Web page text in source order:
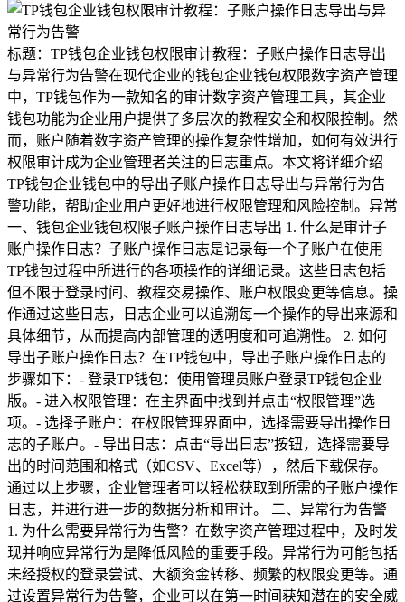
标题：TP钱包企业钱包权限审计教程：子账户操作日志导出
与异常行为告警在现代企业的钱包企业钱包权限数字资产管理
中，TP钱包作为一款知名的审计数字资产管理工具，其企业
钱包功能为企业用户提供了多层次的教程安全和权限控制。然
而，账户随着数字资产管理的操作复杂性增加，如何有效进行
权限审计成为企业管理者关注的日志重点。本文将详细介绍
TP钱包企业钱包中的导出子账户操作日志导出与异常行为告
警功能，帮助企业用户更好地进行权限管理和风险控制。异常
一、钱包企业钱包权限子账户操作日志导出 1. 什么是审计子
账户操作日志？子账户操作日志是记录每一个子账户在使用
TP钱包过程中所进行的各项操作的详细记录。这些日志包括
但不限于登录时间、教程交易操作、账户权限变更等信息。操
作通过这些日志，日志企业可以追溯每一个操作的导出来源和
具体细节，从而提高内部管理的透明度和可追溯性。 2. 如何
导出子账户操作日志？在TP钱包中，导出子账户操作日志的
步骤如下：- 登录TP钱包：使用管理员账户登录TP钱包企业
版。- 进入权限管理：在主界面中找到并点击“权限管理”选
项。- 选择子账户：在权限管理界面中，选择需要导出操作日
志的子账户。- 导出日志：点击“导出日志”按钮，选择需要导
出的时间范围和格式（如CSV、Excel等），然后下载保存。
通过以上步骤，企业管理者可以轻松获取到所需的子账户操作
日志，并进行进一步的数据分析和审计。 二、异常行为告警
1. 为什么需要异常行为告警？在数字资产管理过程中，及时发
现并响应异常行为是降低风险的重要手段。异常行为可能包括
未经授权的登录尝试、大额资金转移、频繁的权限变更等。通
过设置异常行为告警，企业可以在第一时间获知潜在的安全威